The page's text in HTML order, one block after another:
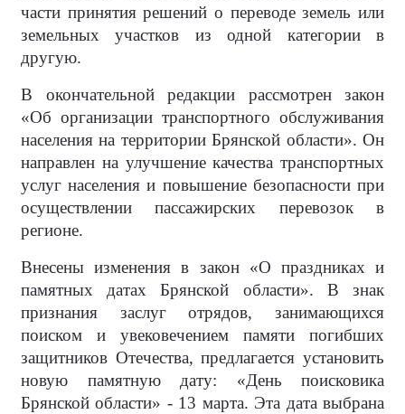
части принятия решений о переводе земель или
земельных участков из одной категории в
другую.
В окончательной редакции рассмотрен закон
«Об организации транспортного обслуживания
населения на территории Брянской области». Он
направлен на улучшение качества транспортных
услуг населения и повышение безопасности при
осуществлении пассажирских перевозок в
регионе.
Внесены изменения в закон «О праздниках и
памятных датах Брянской области». В знак
признания заслуг отрядов, занимающихся
поиском и увековечением памяти погибших
защитников Отечества, предлагается установить
новую памятную дату: «День поисковика
Брянской области» - 13 марта. Эта дата выбрана